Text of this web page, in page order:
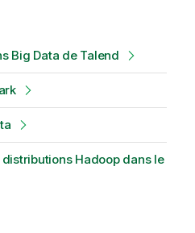
Big Data de Talend
Hadoop dans le